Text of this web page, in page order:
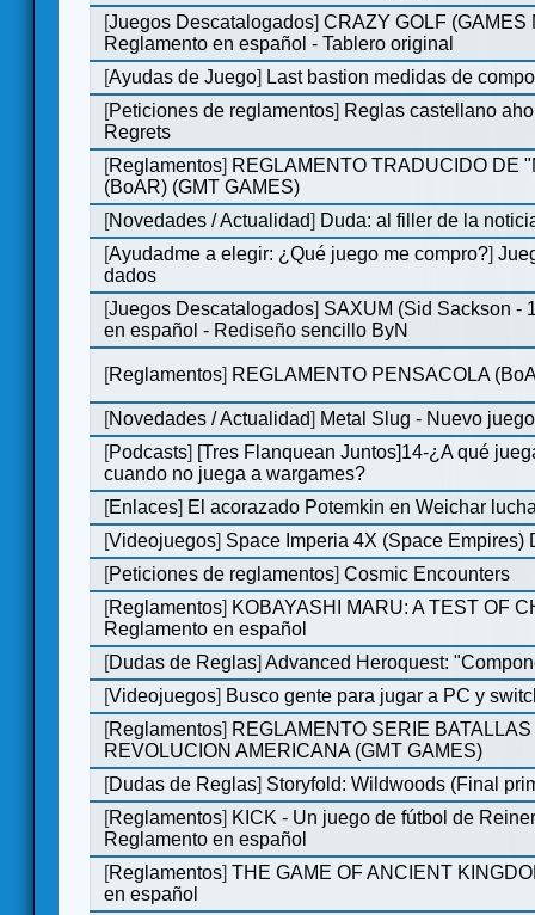
[Juegos Descatalogados]CRAZY GOLF (GAMES
Reglamento en español - Tablero original
[Ayudas de Juego] Last bastion medidas de
[Peticiones de reglamentos] Reglas castellano
Regrets
[Reglamentos] REGLAMENTO TRADUCIDO DE
(BoAR) (GMT GAMES)
[Novedades / Actualidad] Duda: al filler de la
[Ayudadme a elegir: ¿Qué juego me compro?]
dados
[Juegos Descatalogados] SAXUM (Sid Sackson -
en español - Rediseño sencillo ByN
[Reglamentos] REGLAMENTO PENSACOLA
[Novedades / Actualidad] Metal Slug - Nuevo
[Podcasts] [Tres Flanquean Juntos]14-¿A qué
cuando no juega a wargames?
[Enlaces] El acorazado Potemkin en Weichar
[Videojuegos] Space Imperia 4X (Space Empires)
[Peticiones de reglamentos]Cosmic Encounters
[Reglamentos] KOBAYASHI MARU: A TEST OF
Reglamento en español
[Dudas de Reglas]Advanced Heroquest:
[Videojuegos] Busco gente para jugar a PC y
[Reglamentos] REGLAMENTO SERIE
REVOLUCION AMERICANA (GMT GAMES)
[Dudas de Reglas] Storyfold: Wildwoods (Final
[Reglamentos] KICK - Un juego de fútbol de
Reglamento en español
[Reglamentos]THE GAME OF ANCIENT
en español